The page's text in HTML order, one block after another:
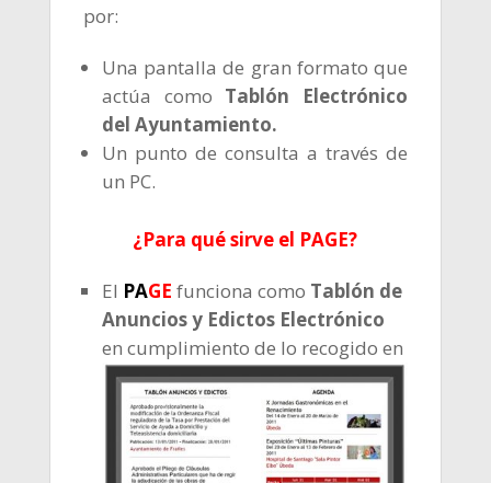
por:
Una pantalla de gran formato que
actúa como Tablón Electrónico
del Ayuntamiento.
Un punto de consulta a través de
un PC.
¿Para qué sirve el PAGE?
El PAGE funciona como Tablón de
Anuncios y Edictos Electrónico
en cumplimiento de lo recogido en